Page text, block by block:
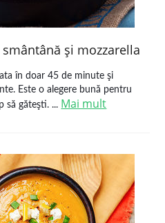
şi mozzarella
în doar 45 de minute şi
Este o alegere bună pentru
să găteşti. ... Mai mult